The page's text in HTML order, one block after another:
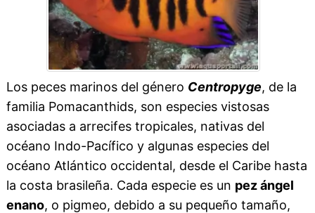
Los peces marinos del género Centropyge, de la
familia Pomacanthids, son especies vistosas
asociadas a arrecifes tropicales, nativas del
océano Indo-Pacífico y algunas especies del
océano Atlántico occidental, desde el Caribe hasta
la costa brasileña. Cada especie es un pez ángel
enano, o pigmeo, debido a su pequeño tamaño,